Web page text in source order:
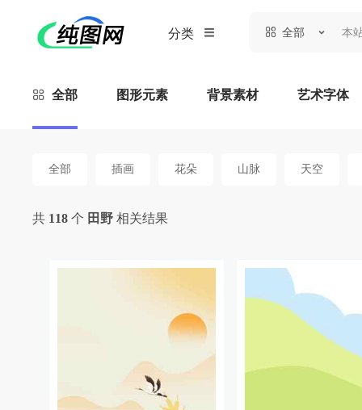
分类 全部
全部 图形元素 背景素材 艺术字体
全部 插画 花朵 山脉 天空
共 118 个 田野 相关结果